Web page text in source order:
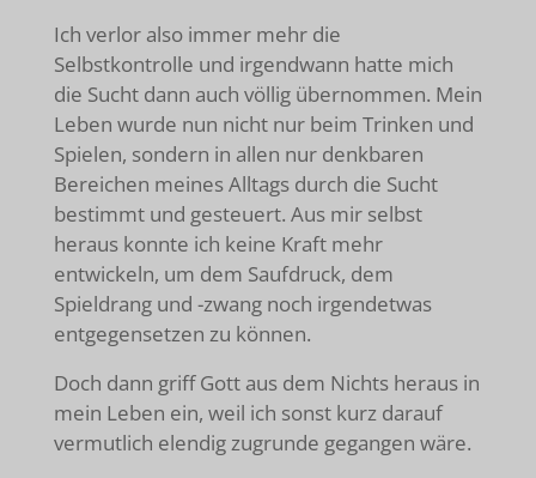
Ich verlor also immer mehr die
Selbstkontrolle und irgendwann hatte mich
die Sucht dann auch völlig übernommen. Mein
Leben wurde nun nicht nur beim Trinken und
Spielen, sondern in allen nur denkbaren
Bereichen meines Alltags durch die Sucht
bestimmt und gesteuert. Aus mir selbst
heraus konnte ich keine Kraft mehr
entwickeln, um dem Saufdruck, dem
Spieldrang und -zwang noch irgendetwas
entgegensetzen zu können.
Doch dann griff Gott aus dem Nichts heraus in
mein Leben ein, weil ich sonst kurz darauf
vermutlich elendig zugrunde gegangen wäre.